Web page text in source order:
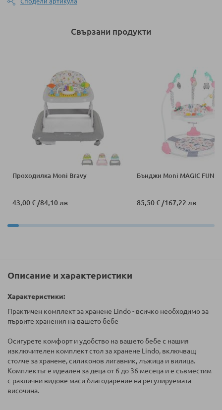
Свързани продукти
Проходилка Moni Bravy
43,00 €/84,10 лв.
Бънджи Moni MAGIC FUN
85,50 €/167,22 лв.
Описание и характеристики
Характеристики:
Практичен комплект за хранене Lindo - всичко необходимо за
първите хранения на вашето бебе
Осигурете комфорт и удобство на вашето бебе с нашия
изключителен комплект стол за хранене Lindo, включващ
столче за хранене, силиконов лигавник, лъжица и вилица.
Комплектът е идеален за деца от 6 до 36 месеца и е съвместим
с различни видове маси благодарение на регулируемата
височина.